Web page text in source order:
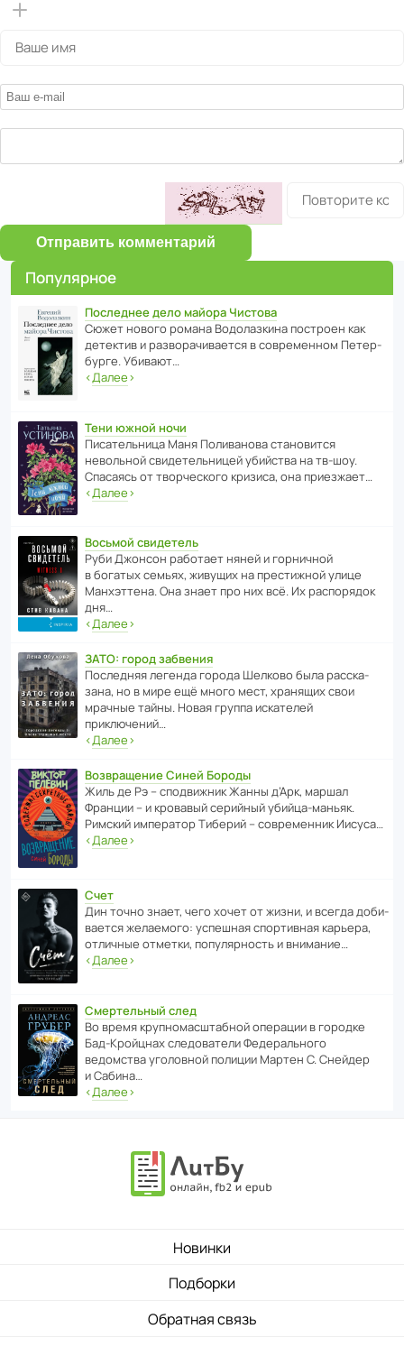
Отправить комментарий
Популярное
Последнее дело майора Чистова
Сюжет нового романа Водо­ла­з­кина пост­роен как
дете­ктив и разво­ра­чи­ва­ется в совре­менном Пете­р­
бурге. Убивают…
‹Далее›
Тени южной ночи
Писа­тель­ница Маня Поли­ва­нова стано­вится
невольной свиде­тель­ницей убийства на тв-шоу.
Спасаясь от твор­че­с­кого кризиса, она приезжает…
‹Далее›
Восьмой свидетель
Руби Джонсон рабо­тает няней и горни­чной
в богатых семьях, живущих на прес­ти­жной улице
Манх­эт­тена. Она знает про них всё. Их распо­рядок
дня…
‹Далее›
ЗАТО: город забвения
После­дняя легенда города Шелково была расска­
зана, но в мире ещё много мест, хранящих свои
мрачные тайны. Новая группа иска­телей
приключений…
‹Далее›
Возвращение Синей Бороды
Жиль де Рэ – спод­ви­жник Жанны д’Арк, маршал
Франции – и кровавый серийный убийца-маньяк.
Римский импе­ратор Тиберий – совре­менник Иисуса…
‹Далее›
Счет
Дин точно знает, чего хочет от жизни, и всегда доби­
ва­ется жела­е­мого: успе­шная спор­ти­вная карьера,
отли­чные отметки, попу­ля­р­ность и внимание…
‹Далее›
Смертельный след
Во время круп­но­мас­ш­та­бной операции в городке
Бад‑Крой­цнах следо­ва­тели Феде­раль­ного
ведомства уголо­вной полиции Мартен С. Снейдер
и Сабина…
‹Далее›
Новинки
Подборки
Обратная связь